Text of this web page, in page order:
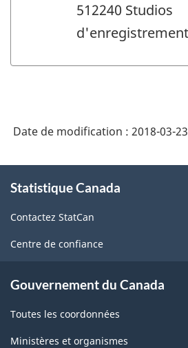
512240 Studios
Date de modification : 2018-03-23
propos
ce
site
Statistique Canada
Contactez StatCan
Centre de confiance
Gouvernement du Canada
Toutes les coordonnées
Ministères et organismes